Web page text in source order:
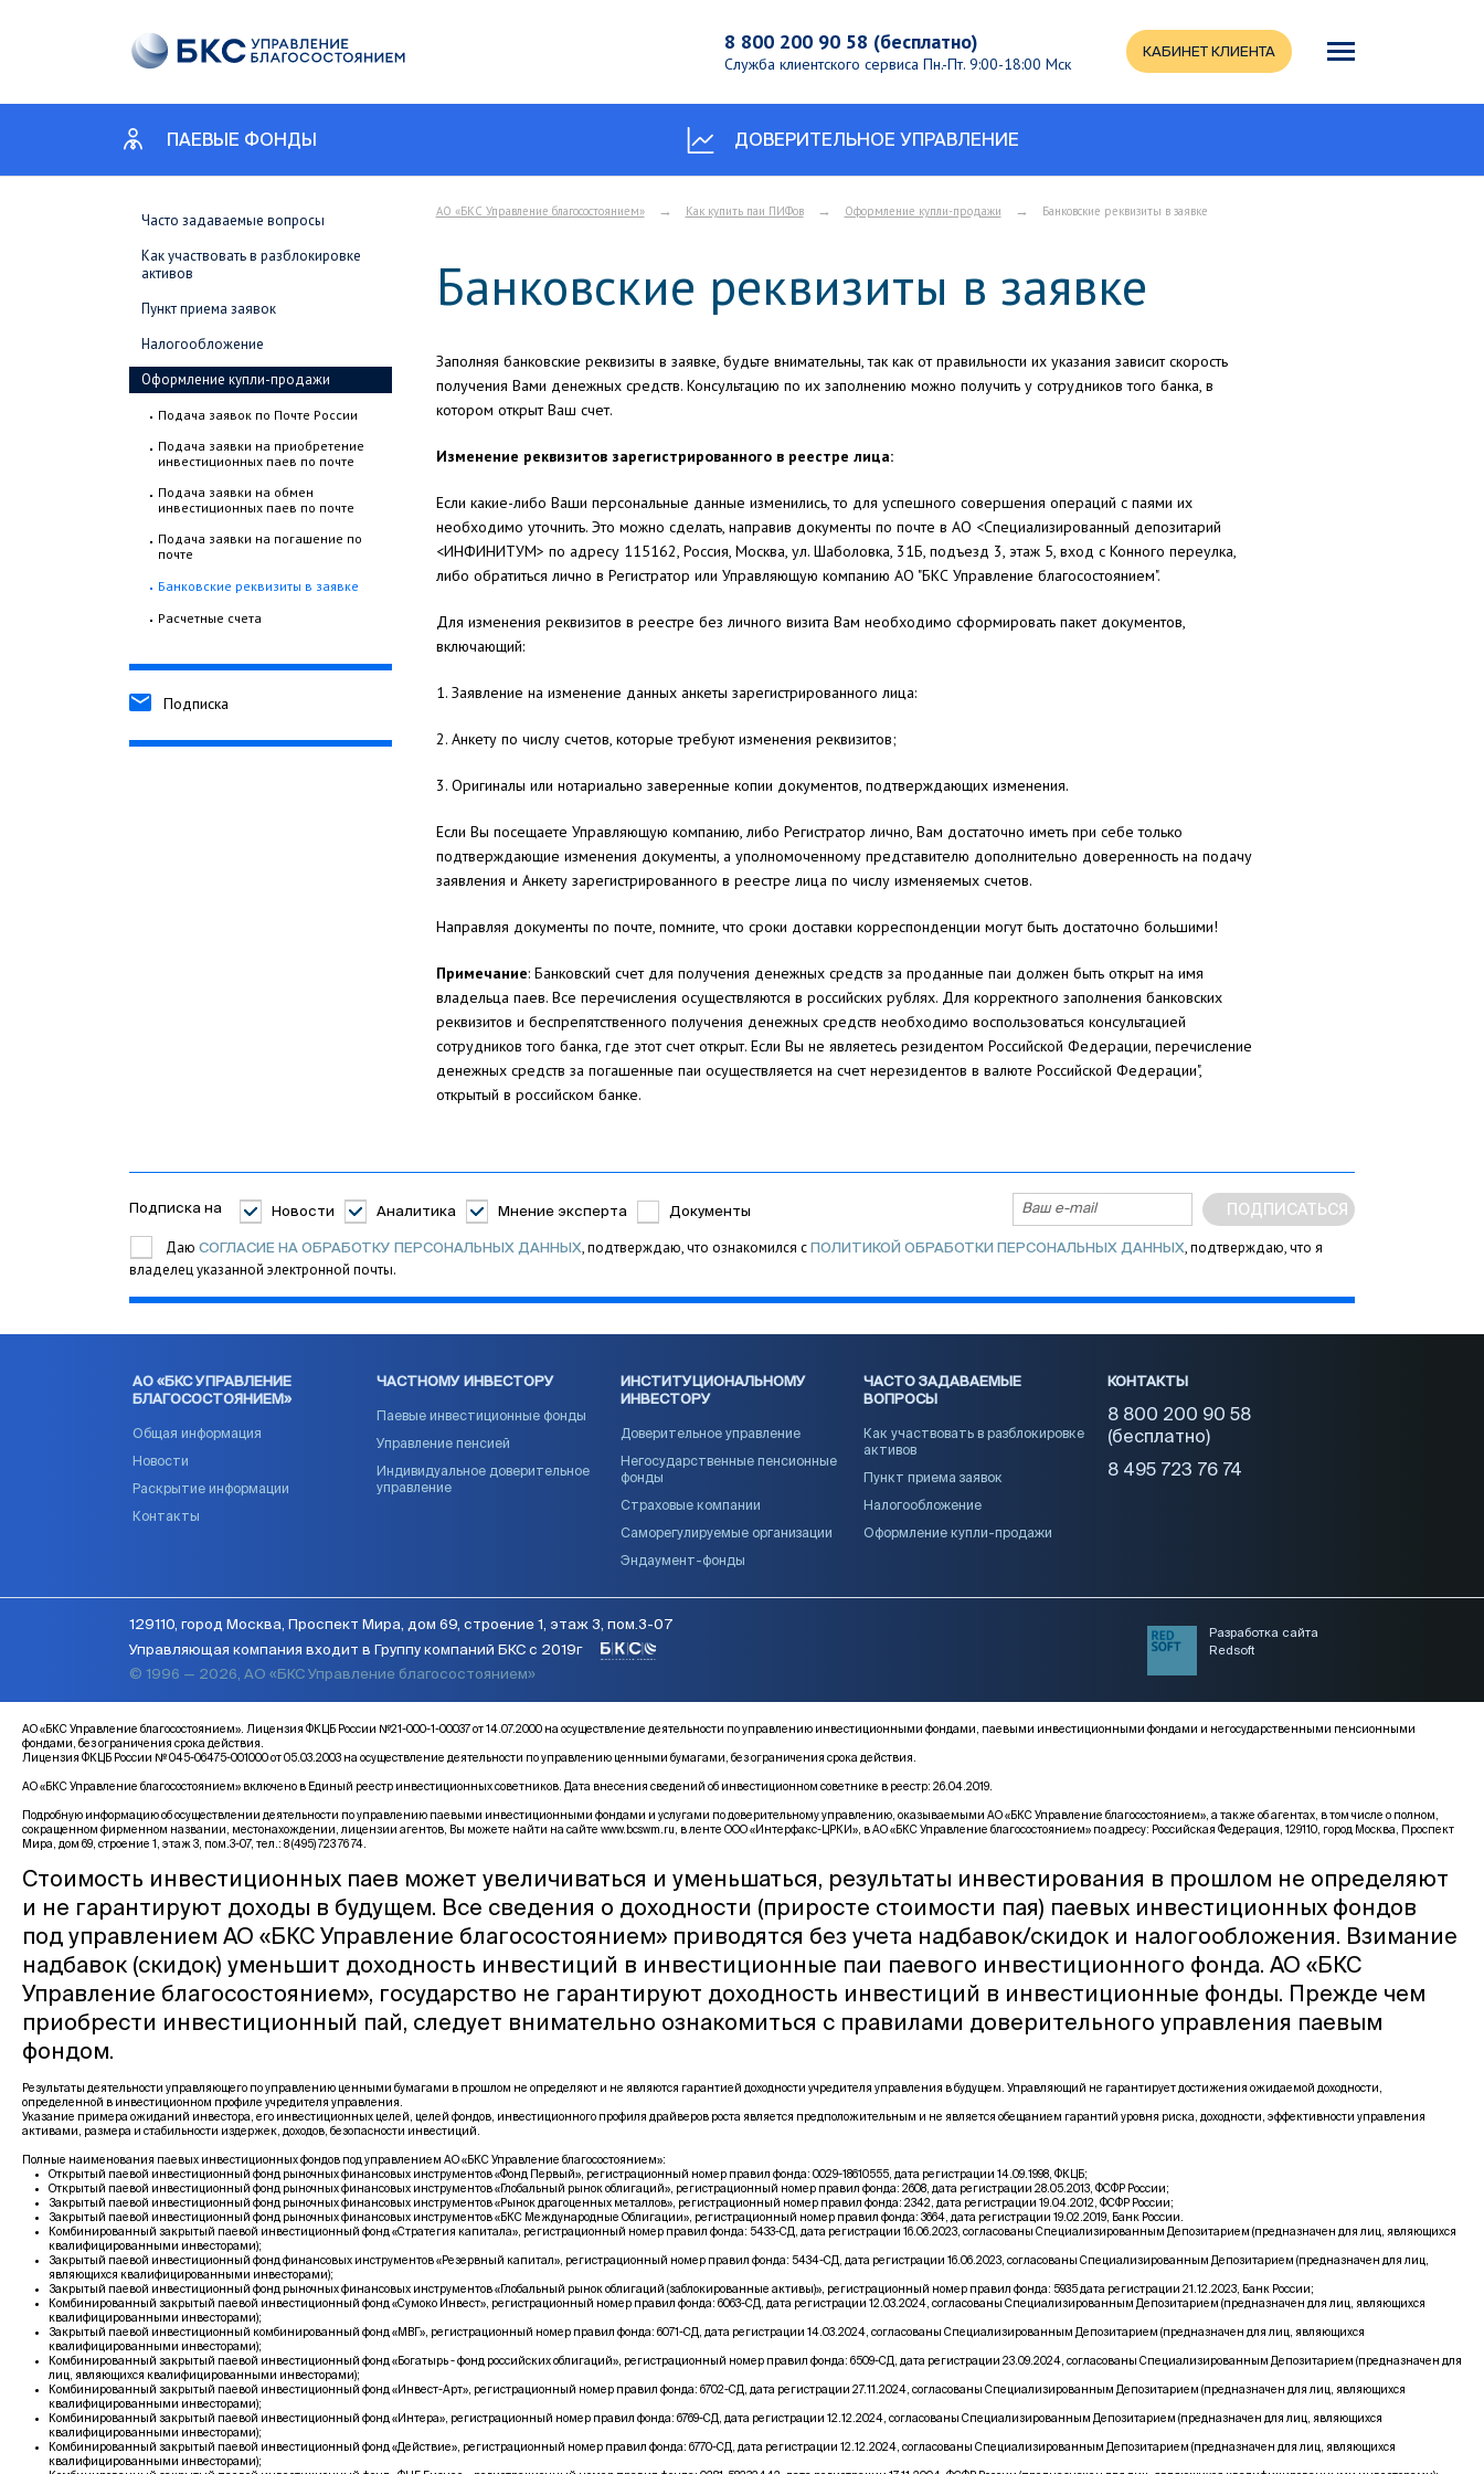
8 800 200 90 58 (бесплатно)
Служба клиентского сервиса Пн.-Пт. 9:00-18:00 Мск
КАБИНЕТ КЛИЕНТА
ПАЕВЫЕ ФОНДЫ ДОВЕРИТЕЛЬНОЕ УПРАВЛЕНИЕ
Часто задаваемые вопросы
Как участвовать в разблокировке
активов
Пункт приема заявок
Налогообложение
Оформление купли-продажи
Подача заявок по Почте России
Подача заявки на приобретение
инвестиционных паев по почте
Подача заявки на обмен
инвестиционных паев по почте
Подача заявки на погашение по
почте
Банковские реквизиты в заявке
Расчетные счета
Подписка
АО «БКС Управление благосостоянием» → Как купить паи ПИФов → Оформление купли-продажи → Банковские реквизиты в заявке
Банковские реквизиты в заявке
Заполняя банковские реквизиты в заявке, будьте внимательны, так как от правильности их указания зависит скорость
получения Вами денежных средств. Консультацию по их заполнению можно получить у сотрудников того банка, в
котором открыт Ваш счет.
Изменение реквизитов зарегистрированного в реестре лица:
Если какие-либо Ваши персональные данные изменились, то для успешного совершения операций с паями их
необходимо уточнить. Это можно сделать, направив документы по почте в АО <Специализированный депозитарий
<ИНФИНИТУМ> по адресу 115162, Россия, Москва, ул. Шаболовка, 31Б, подъезд 3, этаж 5, вход с Конного переулка,
либо обратиться лично в Регистратор или Управляющую компанию АО "БКС Управление благосостоянием".
Для изменения реквизитов в реестре без личного визита Вам необходимо сформировать пакет документов,
включающий:
1. Заявление на изменение данных анкеты зарегистрированного лица:
2. Анкету по числу счетов, которые требуют изменения реквизитов;
3. Оригиналы или нотариально заверенные копии документов, подтверждающих изменения.
Если Вы посещаете Управляющую компанию, либо Регистратор лично, Вам достаточно иметь при себе только
подтверждающие изменения документы, а уполномоченному представителю дополнительно доверенность на подачу
заявления и Анкету зарегистрированного в реестре лица по числу изменяемых счетов.
Направляя документы по почте, помните, что сроки доставки корреспонденции могут быть достаточно большими!
Примечание: Банковский счет для получения денежных средств за проданные паи должен быть открыт на имя
владельца паев. Все перечисления осуществляются в российских рублях. Для корректного заполнения банковских
реквизитов и беспрепятственного получения денежных средств необходимо воспользоваться консультацией
сотрудников того банка, где этот счет открыт. Если Вы не являетесь резидентом Российской Федерации, перечисление
денежных средств за погашенные паи осуществляется на счет нерезидентов в валюте Российской Федерации",
открытый в российском банке.
Подписка на Новости Аналитика Мнение эксперта Документы ПОДПИСАТЬСЯ
Даю СОГЛАСИЕ НА ОБРАБОТКУ ПЕРСОНАЛЬНЫХ ДАННЫХ, подтверждаю, что ознакомился с ПОЛИТИКОЙ ОБРАБОТКИ ПЕРСОНАЛЬНЫХ ДАННЫХ, подтверждаю, что я
владелец указанной электронной почты.
АО «БКС УПРАВЛЕНИЕ
БЛАГОСОСТОЯНИЕМ»
Общая информация
Новости
Раскрытие информации
Контакты
ЧАСТНОМУ ИНВЕСТОРУ
Паевые инвестиционные фонды
Управление пенсией
Индивидуальное доверительное
управление
ИНСТИТУЦИОНАЛЬНОМУ
ИНВЕСТОРУ
Доверительное управление
Негосударственные пенсионные
фонды
Страховые компании
Саморегулируемые организации
Эндаумент-фонды
ЧАСТО ЗАДАВАЕМЫЕ
ВОПРОСЫ
Как участвовать в разблокировке
активов
Пункт приема заявок
Налогообложение
Оформление купли-продажи
КОНТАКТЫ
8 800 200 90 58
(бесплатно)
8 495 723 76 74
129110, город Москва, Проспект Мира, дом 69, строение 1, этаж 3, пом.3-07
Управляющая компания входит в Группу компаний БКС с 2019г
© 1996 — 2026, АО «БКС Управление благосостоянием»
Разработка сайта
Redsoft
АО «БКС Управление благосостоянием». Лицензия ФКЦБ России №21-000-1-00037 от 14.07.2000 на осуществление деятельности по управлению инвестиционными фондами, паевыми инвестиционными фондами и негосударственными пенсионными
фондами, без ограничения срока действия.
Лицензия ФКЦБ России № 045-06475-001000 от 05.03.2003 на осуществление деятельности по управлению ценными бумагами, без ограничения срока действия.
АО «БКС Управление благосостоянием» включено в Единый реестр инвестиционных советников. Дата внесения сведений об инвестиционном советнике в реестр: 26.04.2019.
Подробную информацию об осуществлении деятельности по управлению паевыми инвестиционными фондами и услугами по доверительному управлению, оказываемыми АО «БКС Управление благосостоянием», а также об агентах, в том числе о полном,
сокращенном фирменном названии, местонахождении, лицензии агентов, Вы можете найти на сайте www.bcswm.ru , в ленте ООО «Интерфакс-ЦРКИ», в АО «БКС Управление благосостоянием» по адресу: Российская Федерация, 129110, город Москва, Проспект
Мира, дом 69, строение 1, этаж 3, пом.3-07, тел.: 8 (495) 723 76 74.
Стоимость инвестиционных паев может увеличиваться и уменьшаться, результаты инвестирования в прошлом не определяют
и не гарантируют доходы в будущем. Все сведения о доходности (приросте стоимости пая) паевых инвестиционных фондов
под управлением АО «БКС Управление благосостоянием» приводятся без учета надбавок/скидок и налогообложения. Взимание
надбавок (скидок) уменьшит доходность инвестиций в инвестиционные паи паевого инвестиционного фонда. АО «БКС
Управление благосостоянием», государство не гарантируют доходность инвестиций в инвестиционные фонды. Прежде чем
приобрести инвестиционный пай, следует внимательно ознакомиться с правилами доверительного управления паевым
фондом.
Результаты деятельности управляющего по управлению ценными бумагами в прошлом не определяют и не являются гарантией доходности учредителя управления в будущем. Управляющий не гарантирует достижения ожидаемой доходности,
определенной в инвестиционном профиле учредителя управления.
Указание примера ожиданий инвестора, его инвестиционных целей, целей фондов, инвестиционного профиля драйверов роста является предположительным и не является обещанием гарантий уровня риска, доходности, эффективности управления
активами, размера и стабильности издержек, доходов, безопасности инвестиций.
Полные наименования паевых инвестиционных фондов под управлением АО «БКС Управление благосостоянием»:
Открытый паевой инвестиционный фонд рыночных финансовых инструментов «Фонд Первый», регистрационный номер правил фонда: 0029-18610555, дата регистрации 14.09.1998, ФКЦБ;
Открытый паевой инвестиционный фонд рыночных финансовых инструментов «Глобальный рынок облигаций», регистрационный номер правил фонда: 2608, дата регистрации 28.05.2013, ФСФР России;
Закрытый паевой инвестиционный фонд рыночных финансовых инструментов «Рынок драгоценных металлов», регистрационный номер правил фонда: 2342, дата регистрации 19.04.2012, ФСФР России;
Закрытый паевой инвестиционный фонд рыночных финансовых инструментов «БКС Международные Облигации», регистрационный номер правил фонда: 3664, дата регистрации 19.02.2019, Банк России.
Комбинированный закрытый паевой инвестиционный фонд «Стратегия капитала», регистрационный номер правил фонда: 5433-СД, дата регистрации 16.06.2023, согласованы Специализированным Депозитарием (предназначен для лиц, являющихся
квалифицированными инвесторами);
Закрытый паевой инвестиционный фонд финансовых инструментов «Резервный капитал», регистрационный номер правил фонда: 5434-СД, дата регистрации 16.06.2023, согласованы Специализированным Депозитарием (предназначен для лиц,
являющихся квалифицированными инвесторами);
Закрытый паевой инвестиционный фонд рыночных финансовых инструментов «Глобальный рынок облигаций (заблокированные активы)», регистрационный номер правил фонда: 5935 дата регистрации 21.12.2023, Банк России;
Комбинированный закрытый паевой инвестиционный фонд «Сумоко Инвест», регистрационный номер правил фонда: 6063-СД, дата регистрации 12.03.2024, согласованы Специализированным Депозитарием (предназначен для лиц, являющихся
квалифицированными инвесторами);
Закрытый паевой инвестиционный комбинированный фонд «МВГ», регистрационный номер правил фонда: 6071-СД, дата регистрации 14.03.2024, согласованы Специализированным Депозитарием (предназначен для лиц, являющихся
квалифицированными инвесторами);
Комбинированный закрытый паевой инвестиционный фонд «Богатырь - фонд российских облигаций», регистрационный номер правил фонда: 6509-СД, дата регистрации 23.09.2024, согласованы Специализированным Депозитарием (предназначен для
лиц, являющихся квалифицированными инвесторами);
Комбинированный закрытый паевой инвестиционный фонд «Инвест-Арт», регистрационный номер правил фонда: 6702-СД, дата регистрации 27.11.2024, согласованы Специализированным Депозитарием (предназначен для лиц, являющихся
квалифицированными инвесторами);
Комбинированный закрытый паевой инвестиционный фонд «Интера», регистрационный номер правил фонда: 6769-СД, дата регистрации 12.12.2024, согласованы Специализированным Депозитарием (предназначен для лиц, являющихся
квалифицированными инвесторами);
Комбинированный закрытый паевой инвестиционный фонд «Действие», регистрационный номер правил фонда: 6770-СД, дата регистрации 12.12.2024, согласованы Специализированным Депозитарием (предназначен для лиц, являющихся
квалифицированными инвесторами);